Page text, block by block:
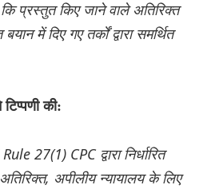
प्रस्तुत किए जाने वाले अतिरिक्त
में दिए गए तर्कों द्वारा समर्थित
की:
27(1) CPC द्वारा निर्धारित
अपीलीय न्यायालय के लिए